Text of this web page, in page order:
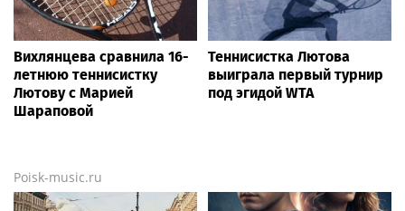
Вихлянцева сравнила 16-
летнюю теннисистку
Лютову с Марией
Шараповой
Теннисистка Лютова
выиграла первый турнир
под эгидой WTA
Poisk-music.ru